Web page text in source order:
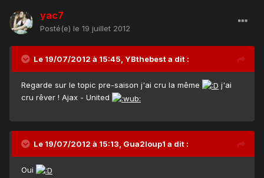
yac7
Posté(e) le 19 juillet 2012
Le 19/07/2012 à 15:45, YBthebest a dit :
Regarde sur le topic pre-saison j'ai cru la même
j'ai
cru rêver ! Ajax - United
Le 19/07/2012 à 15:13, Gua2loup1 a dit :
Oui